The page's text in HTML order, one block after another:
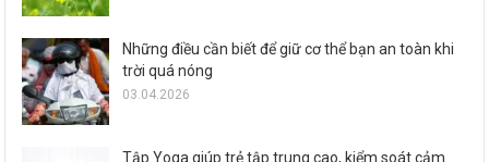
Những điều cần biết để giữ cơ thể bạn an toàn khi
trời quá nóng
03.04.2026
Tập Yoga giúp trẻ tập trung cao, kiểm soát cảm